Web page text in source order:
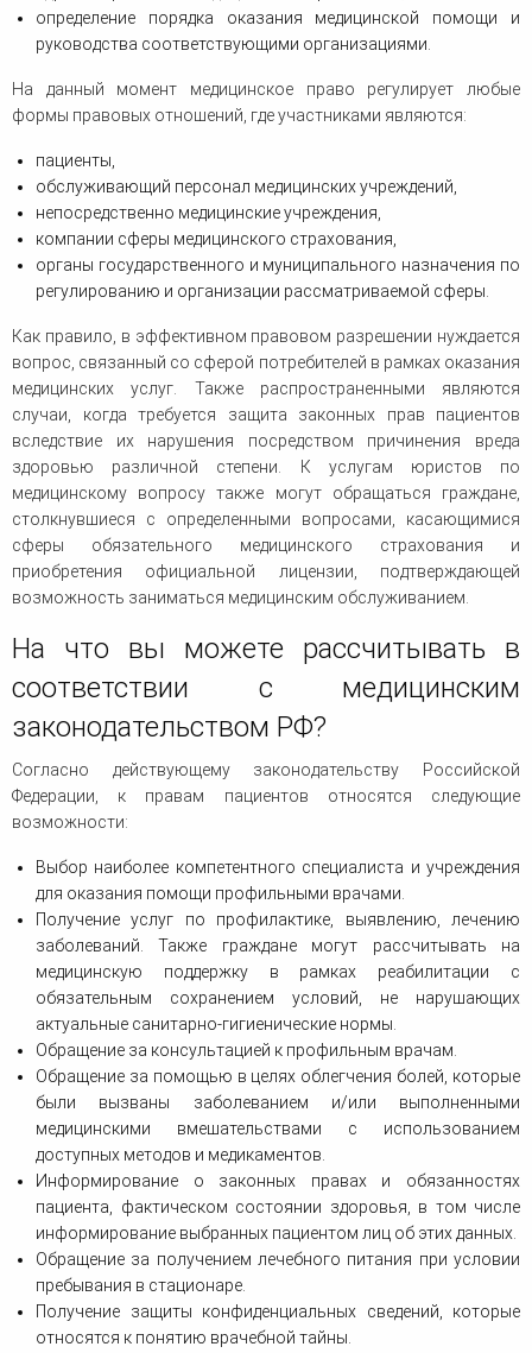
определение порядка оказания медицинской помощи и
руководства соответствующими организациями.
На данный момент медицинское право регулирует любые
формы правовых отношений, где участниками являются:
пациенты,
обслуживающий персонал медицинских учреждений,
непосредственно медицинские учреждения,
компании сферы медицинского страхования,
органы государственного и муниципального назначения по
регулированию и организации рассматриваемой сферы.
Как правило, в эффективном правовом разрешении нуждается
вопрос, связанный со сферой потребителей в рамках оказания
медицинских услуг. Также распространенными являются
случаи, когда требуется защита законных прав пациентов
вследствие их нарушения посредством причинения вреда
здоровью различной степени. К услугам юристов по
медицинскому вопросу также могут обращаться граждане,
столкнувшиеся с определенными вопросами, касающимися
сферы обязательного медицинского страхования и
приобретения официальной лицензии, подтверждающей
возможность заниматься медицинским обслуживанием.
На что вы можете рассчитывать в
соответствии с медицинским
законодательством РФ?
Согласно действующему законодательству Российской
Федерации, к правам пациентов относятся следующие
возможности:
Выбор наиболее компетентного специалиста и учреждения
для оказания помощи профильными врачами.
Получение услуг по профилактике, выявлению, лечению
заболеваний. Также граждане могут рассчитывать на
медицинскую поддержку в рамках реабилитации с
обязательным сохранением условий, не нарушающих
актуальные санитарно-гигиенические нормы.
Обращение за консультацией к профильным врачам.
Обращение за помощью в целях облегчения болей, которые
были вызваны заболеванием и/или выполненными
медицинскими вмешательствами с использованием
доступных методов и медикаментов.
Информирование о законных правах и обязанностях
пациента, фактическом состоянии здоровья, в том числе
информирование выбранных пациентом лиц об этих данных.
Обращение за получением лечебного питания при условии
пребывания в стационаре.
Получение защиты конфиденциальных сведений, которые
относятся к понятию врачебной тайны.